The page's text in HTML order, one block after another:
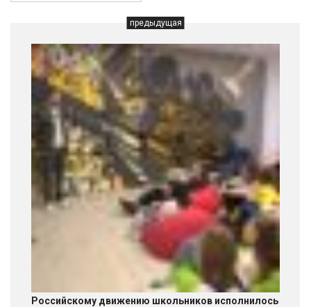
предыдущая
Российскому движению школьников исполнилось